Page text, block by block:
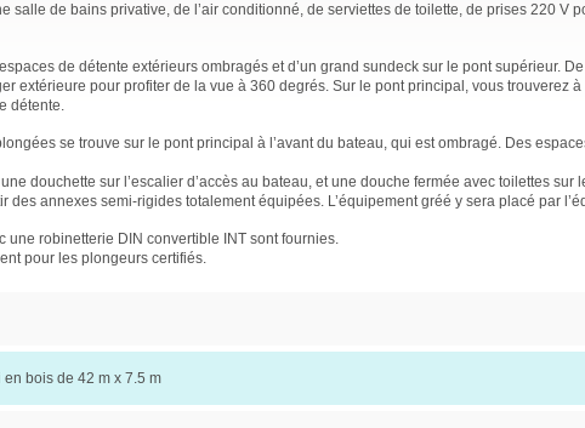
salle de bains privative, de l’air conditionné, de serviettes de toilette, de prises 220 V
de détente extérieurs ombragés et d’un grand sundeck sur le pont supérieur.
extérieure pour profiter de la vue à 360 degrés. Sur le pont principal, vous trouverez à
détente.
se trouve sur le pont principal à l’avant du bateau, qui est ombragé. Des
douchette sur l’escalier d’accès au bateau, et une douche fermée avec toilettes sur
des annexes semi-rigides totalement équipées. L’équipement gréé y sera placé par
une robinetterie DIN convertible INT sont fournies.
pour les plongeurs certifiés.
en bois de 42 m x 7.5 m